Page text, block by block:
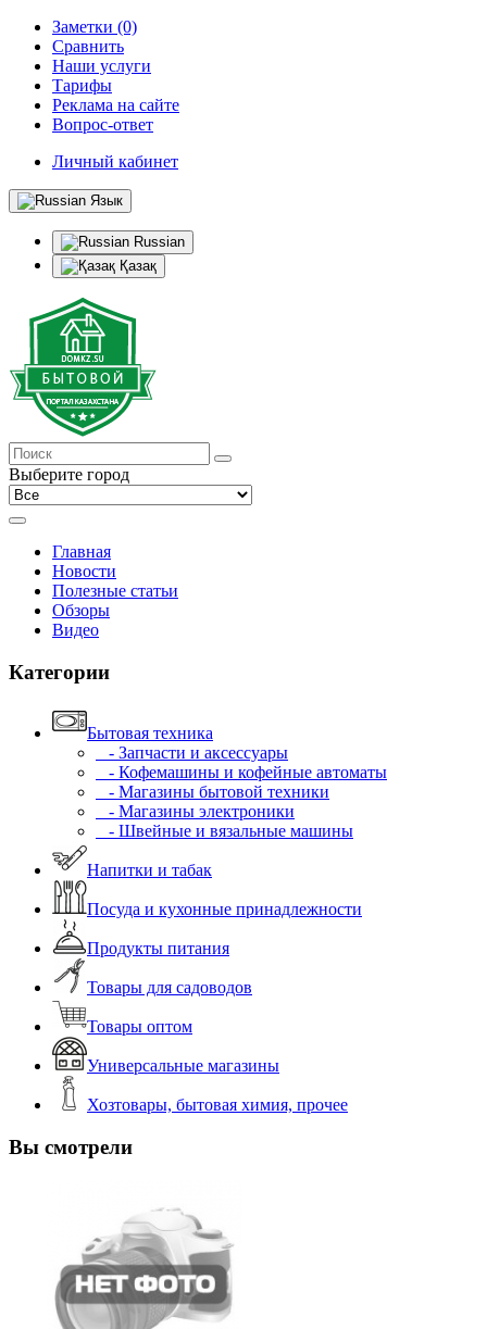
Заметки (0)
Сравнить
Наши услуги
Тарифы
Реклама на сайте
Вопрос-ответ
Личный кабинет
Язык
Russian
Қазақ
Выберите город
Главная
Новости
Полезные статьи
Обзоры
Видео
Категории
Бытовая техника
- Запчасти и аксессуары
- Кофемашины и кофейные автоматы
- Магазины бытовой техники
- Магазины электроники
- Швейные и вязальные машины
Напитки и табак
Посуда и кухонные принадлежности
Продукты питания
Товары для садоводов
Товары оптом
Универсальные магазины
Хозтовары, бытовая химия, прочее
Вы смотрели